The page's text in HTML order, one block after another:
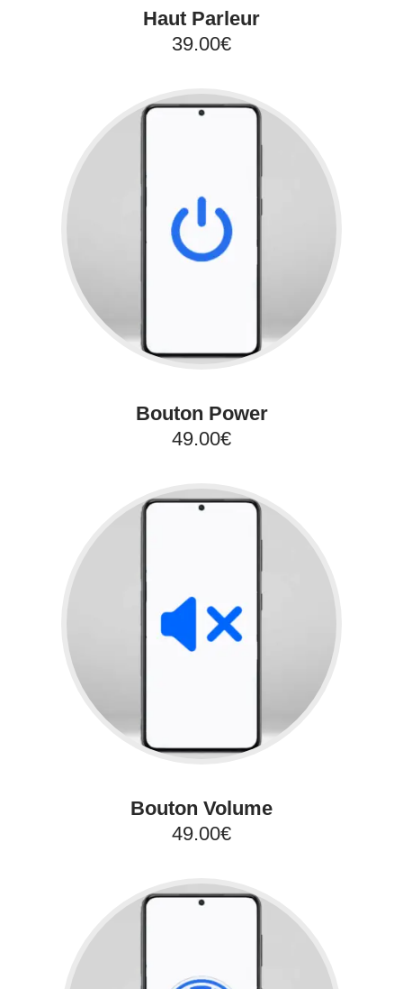
Haut Parleur
39.00€
Bouton Power
49.00€
Bouton Volume
49.00€